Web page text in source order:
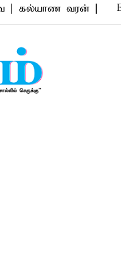
வரன் | மருத்துவம்